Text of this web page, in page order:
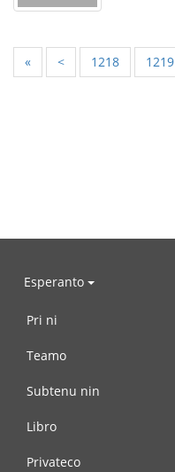
« < 1218 1219
Esperanto
Pri ni
Teamo
Subtenu nin
Libro
Privateco